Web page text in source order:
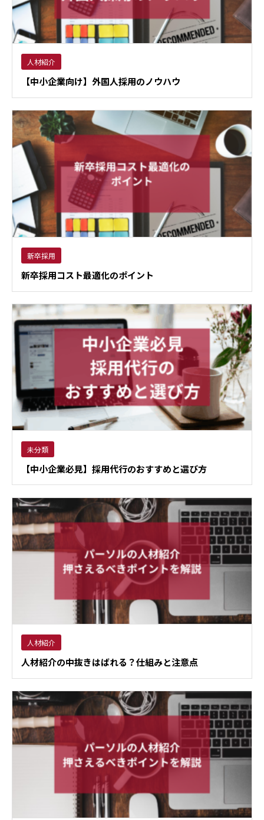
人材紹介
【中小企業向け】外国人採用のノウハウ
新卒採用
新卒採用コスト最適化のポイント
未分類
【中小企業必見】採用代行のおすすめと選び方
人材紹介
人材紹介の中抜きはばれる？仕組みと注意点